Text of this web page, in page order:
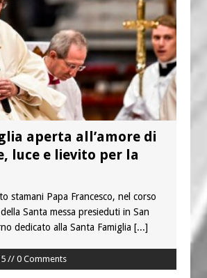
aperta all’amore di
luce e lievito per la
stamani Papa Francesco, nel corso
Santa messa presieduti in San
dedicato alla Santa Famiglia [...]
// 0 Comments